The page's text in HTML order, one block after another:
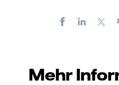
FacebookLinkedIn
Mehr